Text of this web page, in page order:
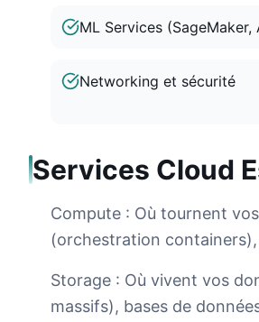
ML Services
Networking et sécurité
Services Cloud
Compute : Où tournent
(orchestration
Storage : Où vivent vos
massifs), bases de